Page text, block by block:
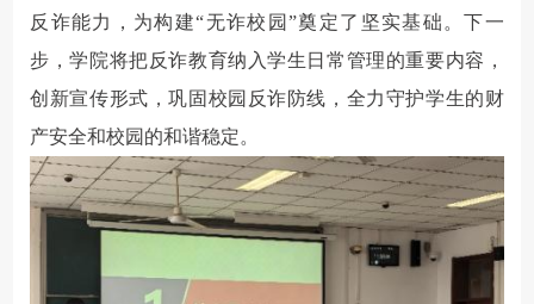
反诈能力，为构建“无诈校园”奠定了坚实基础。下一
步，学院将把反诈教育纳入学生日常管理的重要内容，
创新宣传形式，巩固校园反诈防线，全力守护学生的财
产安全和校园的和谐稳定。